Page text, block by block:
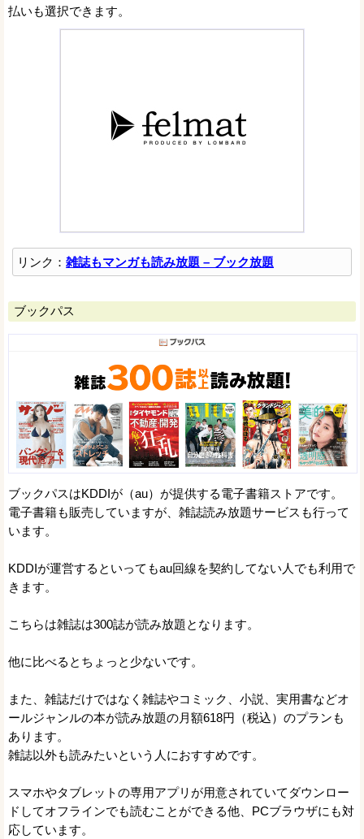
払いも選択できます。
リンク： 雑誌もマンガも読み放題 – ブック放題
ブックパス
ブックパスはKDDIが（au）が提供する電子書籍ストアです。
電子書籍も販売していますが、雑誌読み放題サービスも行って
います。
KDDIが運営するといってもau回線を契約してない人でも利用で
きます。
こちらは雑誌は300誌が読み放題となります。
他に比べるとちょっと少ないです。
また、雑誌だけではなく雑誌やコミック、小説、実用書などオ
ールジャンルの本が読み放題の月額618円（税込）のプランも
あります。
雑誌以外も読みたいという人におすすめです。
スマホやタブレットの専用アプリが用意されていてダウンロー
ドしてオフラインでも読むことができる他、PCブラウザにも対
応しています。